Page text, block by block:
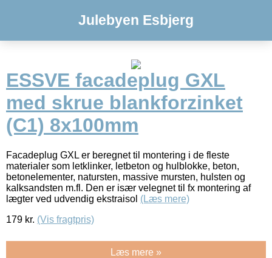
Julebyen Esbjerg
ESSVE facadeplug GXL
med skrue blankforzinket
(C1) 8x100mm
Facadeplug GXL er beregnet til montering i de fleste
materialer som letklinker, letbeton og hulblokke, beton,
betonelementer, natursten, massive mursten, hulsten og
kalksandsten m.fl. Den er især velegnet til fx montering af
lægter ved udvendig ekstraisol (Læs mere)
179 kr. (Vis fragtpris)
Læs mere »